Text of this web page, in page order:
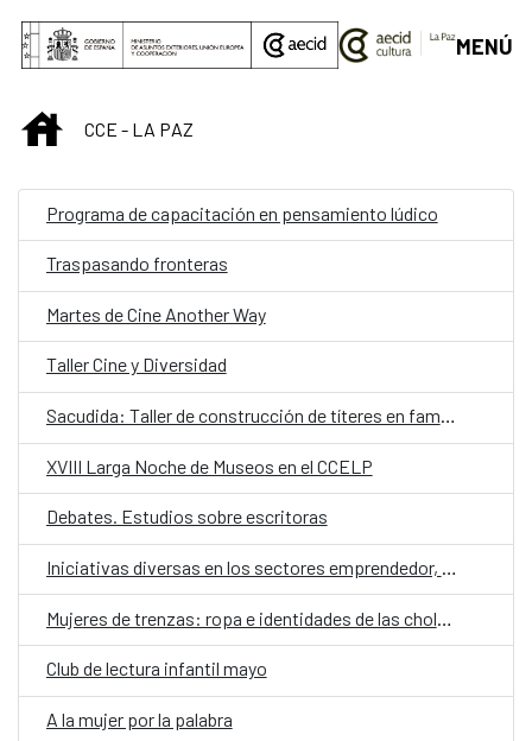
Saltar al contenido principal
MENÚ
INICIOCCE - LA PAZ
Programa de capacitación en pensamiento lúdico
Traspasando fronteras
Martes de Cine Another Way
Taller Cine y Diversidad
Sacudida: Taller de construcción de títeres en familia
XVIII Larga Noche de Museos en el CCELP
Debates. Estudios sobre escritoras
Iniciativas diversas en los sectores emprendedor, tecnológico, médico y artístico
Club de lectura infantil mayo
A la mujer por la palabra